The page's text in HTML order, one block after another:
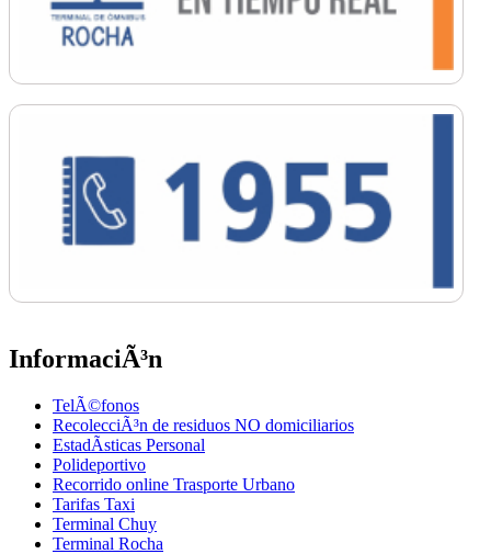
InformaciÃ³n
TelÃ©fonos
RecolecciÃ³n de residuos NO domiciliarios
EstadÃ­sticas Personal
Polideportivo
Recorrido online Trasporte Urbano
Tarifas Taxi
Terminal Chuy
Terminal Rocha